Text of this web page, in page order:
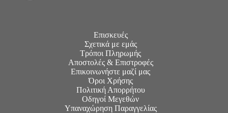
Επισκευές
Σχετικά με εμάς
Τρόποι Πληρωμής
Αποστολές & Επιστροφές
Επικοινωνήστε μαζί μας
Όροι Χρήσης
Πολιτική Απορρήτου
Οδηγοί Μεγεθών
Υπαναχώρηση Παραγγελίας